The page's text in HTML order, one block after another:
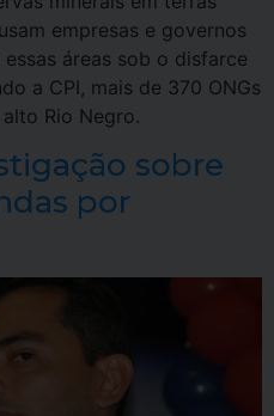
empresas e governos
áreas sob o disfarce
a CPI, mais de 370 ONGs
Rio Negro.
sobre
por